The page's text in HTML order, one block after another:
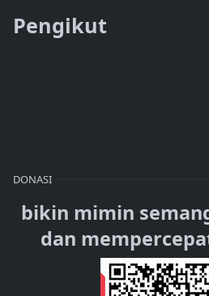
Pengikut
DONASI
bikin mimin
dan